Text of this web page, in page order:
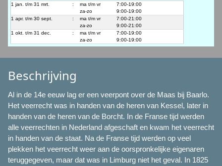
1 jan. t/m 31 mrt. :
ma t/m vr
za-zo
7:00-19:00
9:00-19:00
1 apr. t/m 30 sept.
:
ma t/m vr
za-zo
7:00-21:00
9:00-21:00
1 okt. t/m 31 dec.
:
ma t/m vr
za-zo
7:00-19:00
9:00-19:00
Beschrijving
Al in de 14e eeuw lag er een veerpont over de Maas bij Baarlo.
Het veerrecht was in handen van de heren van Kessel, later in
handen van de heren van de Borcht. In de Franse tijd werden
alle veerrechten in Nederland afgeschaft en kwam het veerrecht
in handen van de staat. Na de Franse tijd werden op veel
plekken het veerrecht weer aan de oorspronkelijke eigenaren
teruggegeven, maar dat was in Limburg niet het geval. In 1825